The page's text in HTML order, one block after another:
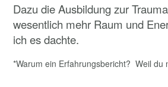
Dazu die Ausbildung zur
wesentlich mehr Raum und
ich es dachte.
*Warum ein Erfahrungsbericht? Weil du